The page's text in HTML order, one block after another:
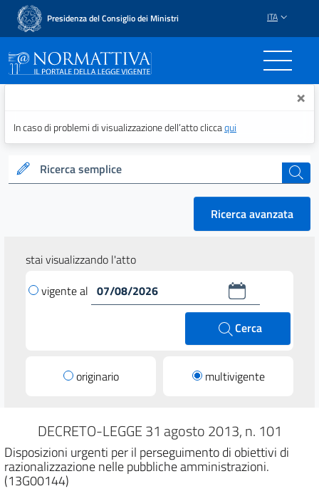
Presidenza del Consiglio dei Ministri ITA
Normattiva - Il portale ×
In caso di problemi di visualizzazione dell’atto cliccaqui
Ricerca semplice cerca
Ricerca avanzata
stai visualizzando l'atto
vigente al
Cerca
originario multivigente
DECRETO-LEGGE 31 agosto 2013, n. 101
Disposizioni urgenti per il perseguimento di obiettivi di
razionalizzazione nelle pubbliche amministrazioni.
(13G00144)